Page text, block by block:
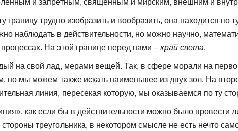
и запретным, священным и мирским, внешним и
границу трудно изобразить и вообразить, она находится
наблюдать в действительности, но можно научно,
На этой границе перед нами – край света.
на свой лад, мерами вещей. Так, в сфере морали на
но мы можем также искать наименьшее из двух зол. На
линия, пересекая которую, мы оказываемся по ту
как если бы в действительности можно было
треугольника, в некотором смысле не есть нечто